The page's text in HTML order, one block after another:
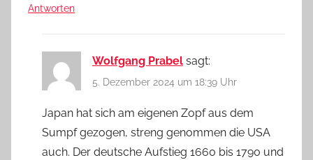
Antworten
Wolfgang Prabel sagt:
5. Dezember 2024 um 18:39 Uhr
Japan hat sich am eigenen Zopf aus dem
Sumpf gezogen, streng genommen die USA
auch. Der deutsche Aufstieg 1660 bis 1790 und